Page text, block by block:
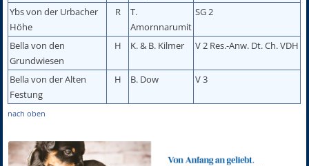
Ybs von der Urbacher
Höhe
R
T.
Amornnarumit
SG 2
Bella von den
Grundwiesen
H K. & B. Kilmer V 2 Res.-Anw. Dt. Ch. VDH
Bella von der Alten
Festung
H B. Dow V 3
nach oben